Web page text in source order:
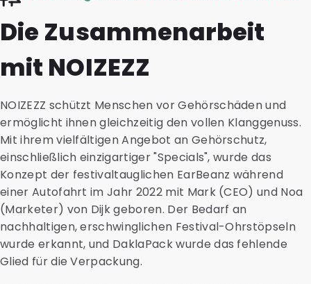
Die Zusammenarbeit
mit NOIZEZZ
NOIZEZZ schützt Menschen vor Gehörschäden und
ermöglicht ihnen gleichzeitig den vollen Klanggenuss.
Mit ihrem vielfältigen Angebot an Gehörschutz,
einschließlich einzigartiger "Specials", wurde das
Konzept der festivaltauglichen EarBeanz während
einer Autofahrt im Jahr 2022 mit Mark (CEO) und Noa
(Marketer) von Dijk geboren. Der Bedarf an
nachhaltigen, erschwinglichen Festival-Ohrstöpseln
wurde erkannt, und DaklaPack wurde das fehlende
Glied für die Verpackung.